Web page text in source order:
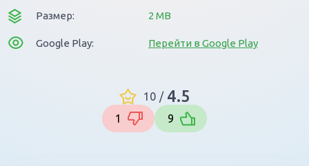
Размер: 2 MB
Google Play: Перейти в Google Play
10 / 4.5
1 9